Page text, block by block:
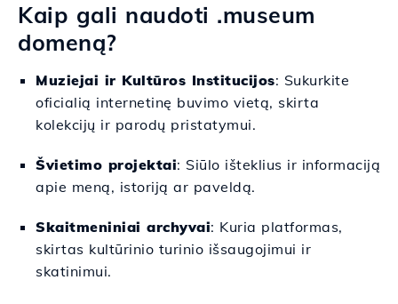
Kaip gali naudoti .museum
domeną?
Muziejai ir Kultūros Institucijos: Sukurkite
oficialią internetinę buvimo vietą, skirta
kolekcijų ir parodų pristatymui.
Švietimo projektai: Siūlo išteklius ir informaciją
apie meną, istoriją ar paveldą.
Skaitmeniniai archyvai: Kuria platformas,
skirtas kultūrinio turinio išsaugojimui ir
skatinimui.